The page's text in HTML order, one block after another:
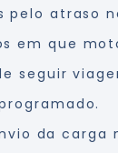
pelo atraso
em que
seguir
da carga